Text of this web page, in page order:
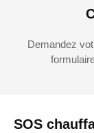
SOS
Demandez